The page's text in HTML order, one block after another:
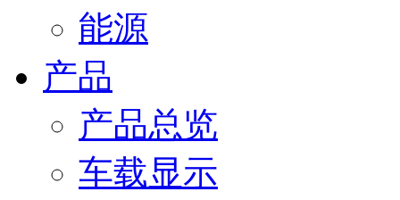
能源
产品
产品总览
车载显示